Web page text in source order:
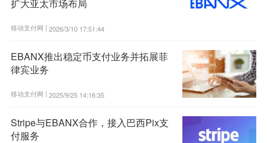
扩大亚太市场布局
移动支付网 | 2026/3/10 17:51:44
EBANX推出稳定币支付业务并拓展菲
律宾业务
移动支付网 | 2025/9/25 14:16:35
Stripe与EBANX合作，接入巴西Pix支
付服务